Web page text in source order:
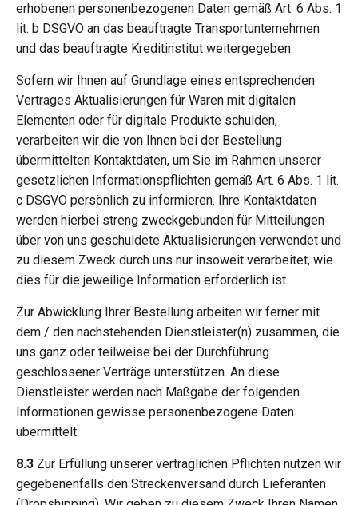
erhobenen personenbezogenen Daten gemäß Art. 6 Abs. 1
lit. b DSGVO an das beauftragte Transportunternehmen
und das beauftragte Kreditinstitut weitergegeben.
Sofern wir Ihnen auf Grundlage eines entsprechenden
Vertrages Aktualisierungen für Waren mit digitalen
Elementen oder für digitale Produkte schulden,
verarbeiten wir die von Ihnen bei der Bestellung
übermittelten Kontaktdaten, um Sie im Rahmen unserer
gesetzlichen Informationspflichten gemäß Art. 6 Abs. 1 lit.
c DSGVO persönlich zu informieren. Ihre Kontaktdaten
werden hierbei streng zweckgebunden für Mitteilungen
über von uns geschuldete Aktualisierungen verwendet und
zu diesem Zweck durch uns nur insoweit verarbeitet, wie
dies für die jeweilige Information erforderlich ist.
Zur Abwicklung Ihrer Bestellung arbeiten wir ferner mit
dem / den nachstehenden Dienstleister(n) zusammen, die
uns ganz oder teilweise bei der Durchführung
geschlossener Verträge unterstützen. An diese
Dienstleister werden nach Maßgabe der folgenden
Informationen gewisse personenbezogene Daten
übermittelt.
8.3 Zur Erfüllung unserer vertraglichen Pflichten nutzen wir
gegebenenfalls den Streckenversand durch Lieferanten